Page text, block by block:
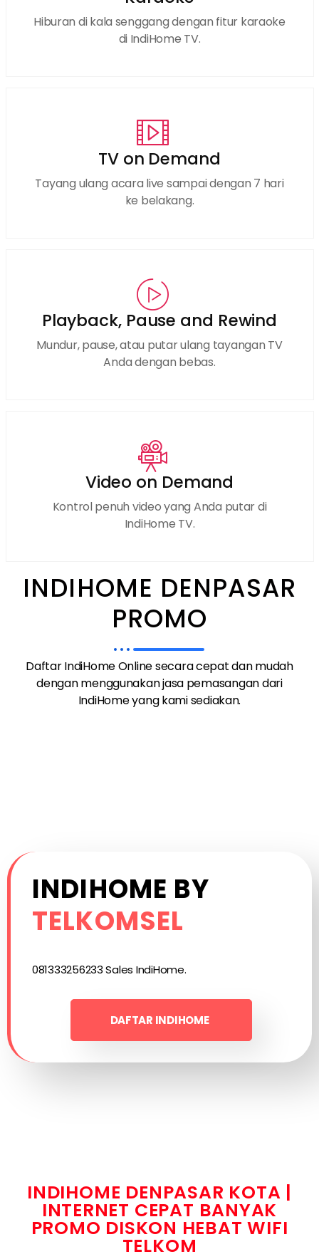
Hiburan di kala senggang dengan fitur karaoke
di IndiHome TV.
TV on Demand
Tayang ulang acara live sampai dengan 7 hari
ke belakang.
Playback, Pause and Rewind
Mundur, pause, atau putar ulang tayangan TV
Anda dengan bebas.
Video on Demand
Kontrol penuh video yang Anda putar di
IndiHome TV.
INDIHOME DENPASAR
PROMO
Daftar IndiHome Online secara cepat dan mudah
dengan menggunakan jasa pemasangan dari
IndiHome yang kami sediakan.
INDIHOME BY
TELKOMSEL
081333256233 Sales IndiHome.
DAFTAR INDIHOME
INDIHOME DENPASAR KOTA |
INTERNET CEPAT BANYAK
PROMO DISKON HEBAT WIFI
TELKOM